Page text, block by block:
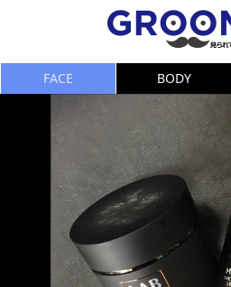
FACE BODY